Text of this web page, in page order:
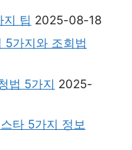
지 팁 2025-08-18
5가지와 조회법
법 5가지 2025-
타 5가지 정보